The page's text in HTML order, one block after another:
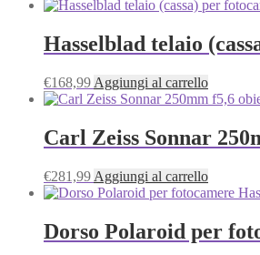
Hasselblad telaio
€168,99 Aggiungi al carrello
Carl Zeiss Sonnar
€281,99 Aggiungi al carrello
Dorso Polaroid per